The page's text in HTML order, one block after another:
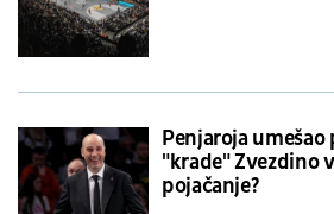
Penjaroja
"krade" Zvezdino
pojačanje?